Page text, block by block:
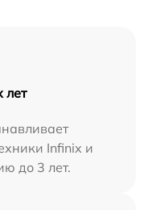
лет
Infinix и
до 3 лет.